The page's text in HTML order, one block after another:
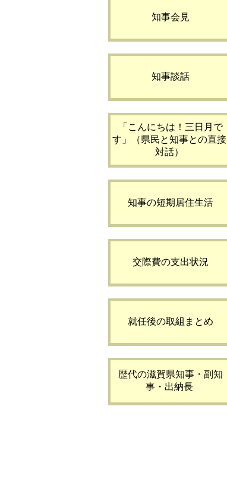
知事会見
知事談話
「こんにちは！三日月で
す」（県民と知事との直接
対話）
知事の短期居住生活
交際費の支出状況
就任後の取組まとめ
歴代の滋賀県知事・副知
事・出納長